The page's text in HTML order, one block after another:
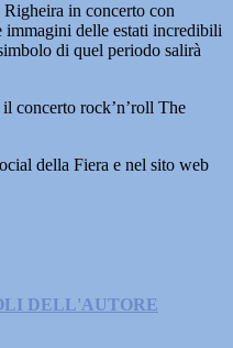
in concerto con
delle estati incredibili
di quel periodo salirà
concerto rock’n’roll The
della Fiera e nel sito web
DELL'AUTORE